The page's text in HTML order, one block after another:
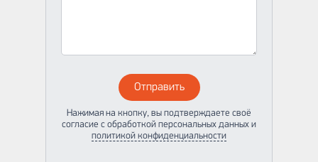
Отправить
Нажимая на кнопку, вы подтверждаете своё
согласие с обработкой персональных данных и
политикой конфиденциальности